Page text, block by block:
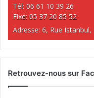
Tél: 06 61 10 39 26
Fixe: 05 37 20 85 52
Adresse: 6, Rue
Retrouvez-nous sur